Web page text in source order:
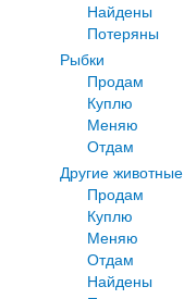
Найдены
Потеряны
Рыбки
Продам
Куплю
Меняю
Отдам
Другие животные
Продам
Куплю
Меняю
Отдам
Найдены